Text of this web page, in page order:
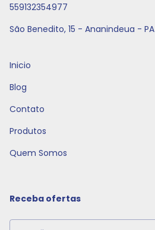
559132354977
São Benedito, 15 - Ananindeua - PA
Inicio
Blog
Contato
Produtos
Quem Somos
Receba ofertas